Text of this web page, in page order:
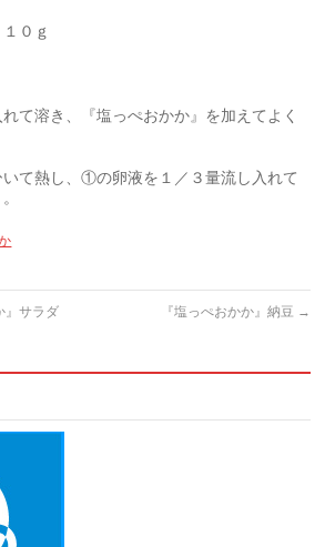
０ｇ
て溶き、『塩っぺおかか』を加えてよく
て熱し、①の卵液を１／３量流し入れて
』サラダ 『塩っぺおかか』納豆 →